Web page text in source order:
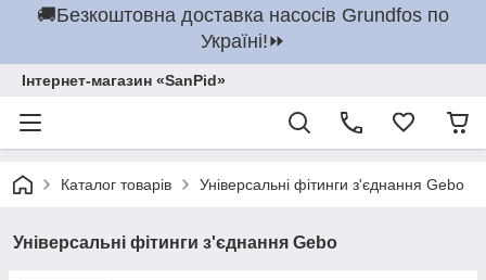
🚚Безкоштовна доставка насосів Grundfos по
Україні!⏩
Інтернет-магазин «SanPid»
Каталог товарів Універсальні фітинги з'єднання Gebo
Універсальні фітинги з'єднання Gebo